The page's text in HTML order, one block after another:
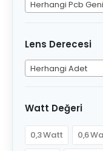
Herhangi Pcb
Lens Derecesi
Herhangi Adet
Watt Değeri
0,3 Watt 0,6